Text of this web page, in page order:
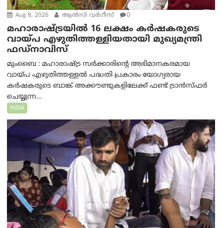
Aug 8, 2026 ആന്‍സി വര്‍ഗീസ് 0
മഹാരാഷ്ട്രയിൽ 16 ലക്ഷം കർഷകരുടെ
വായ്പ എഴുതിത്തള്ളിയതായി മുഖ്യമന്ത്രി
ഫഡ്‌നാവിസ്
മുംബൈ : മഹാരാഷ്ട്ര സർക്കാരിന്റെ അഭിമാനകരമായ
വായ്പ എഴുതിത്തള്ളൽ പദ്ധതി പ്രകാരം യോഗ്യരായ
കർഷകരുടെ ബാങ്ക് അക്കൗണ്ടുകളിലേക്ക് ഫണ്ട് ട്രാൻസ്ഫർ
ചെയ്യുന്ന...
INDIA